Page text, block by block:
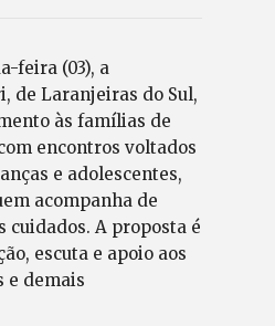
feira (03), a
de Laranjeiras do Sul,
às famílias de
encontros voltados
e adolescentes,
acompanha de
cuidados. A proposta é
escuta e apoio aos
e demais